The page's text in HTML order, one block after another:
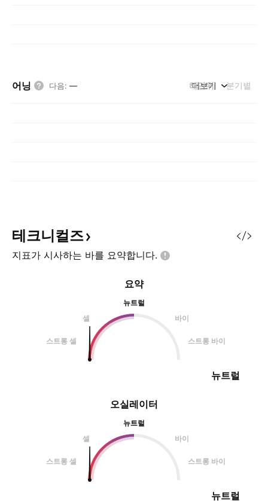
어닝 다음: — 해단위 분기별
더보기
테크니컬즈
지표가 시사하는 바를 요약합니다.
오실레이터
뉴트럴
셀
바이
스트롱 셀 스트롱 바이
뉴트럴
요약
뉴트럴
셀
바이
스트롱 셀 스트롱 바이
뉴트럴